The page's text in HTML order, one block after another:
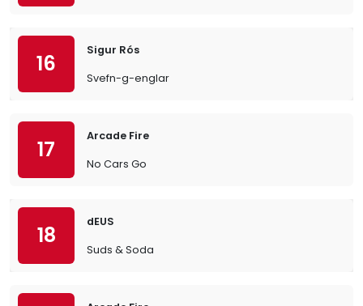
16
Sigur Rós
Svefn-g-englar
17
Arcade Fire
No Cars Go
18
dEUS
Suds & Soda